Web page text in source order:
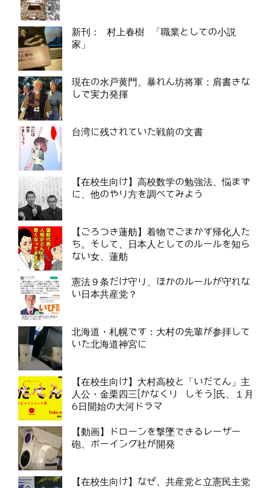
新刊： 村上春樹 「職業としての小説
家」
現在の水戸黄門、暴れん坊将軍：肩書きな
しで実力発揮
台湾に残されていた戦前の文書
【在校生向け】高校数学の勉強法、悩まず
に、他のやり方を調べてみよう
【ごろつき蓮舫】着物でごまかす帰化人た
ち。そして、日本人としてのルールを知ら
ない女、蓮舫
憲法９条だけ守り、ほかのルールが守れな
い日本共産党？
北海道・札幌です：大村の先輩が参拝して
いた北海道神宮に
【在校生向け】大村高校と「いだてん」主
人公・金栗四三[かなくり しそう]氏、１月
6日開始の大河ドラマ
【動画】ドローンを撃墜できるレーザー
砲、ボーイング社が開発
【在校生向け】なぜ、共産党と立憲民主党